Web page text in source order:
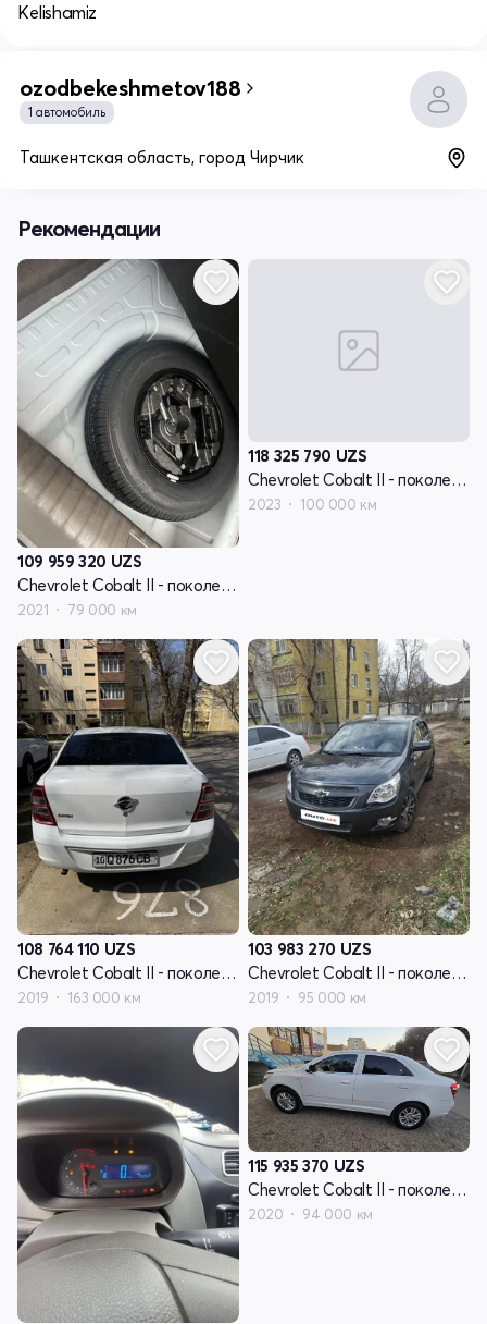
Kelishamiz
ozodbekeshmetov188
1 автомобиль
Ташкентская область, город Чирчик
Рекомендации
109 959 320 UZS
Chevrolet Cobalt II - поколение рестайлинг
2021 79 000 км
118 325 790 UZS
Chevrolet Cobalt II - поколение рестайлинг
2023 100 000 км
108 764 110 UZS
Chevrolet Cobalt II - поколение рестайлинг
2019 163 000 км
103 983 270 UZS
Chevrolet Cobalt II - поколение рестайлинг
2019 95 000 км
115 935 370 UZS
Chevrolet Cobalt II - поколение рестайлинг
2020 94 000 км